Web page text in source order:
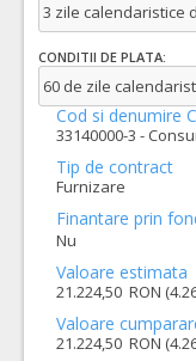
3 zile calendaristice
CONDITII DE PLATA:
60 de zile
Cod si denumire
33140000-3 -
Tip de contract
Furnizare
Finantare prin
Nu
Valoare estimata
21.224,50 RON
Valoare
21.224,50 RON